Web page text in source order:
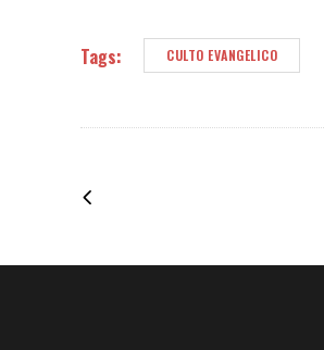
Tags: CULTO EVANGELICO